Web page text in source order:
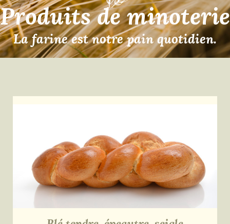
Produits de minoterie
La farine est notre pain quotidien.